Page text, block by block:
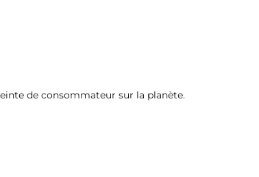
de consommateur sur la planète.